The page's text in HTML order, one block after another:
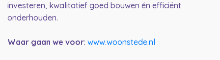
investeren, kwalitatief goed bouwen én efficiënt
onderhouden.
Waar gaan we voor: www.woonstede.nl